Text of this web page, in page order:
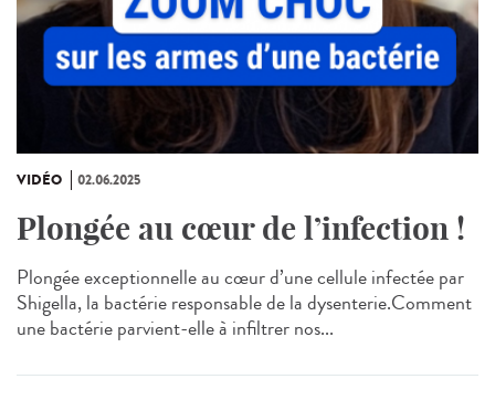
VIDÉO 02.06.2025
Plongée au cœur de l’infection !
Plongée exceptionnelle au cœur d’une cellule infectée par
Shigella, la bactérie responsable de la dysenterie.Comment
une bactérie parvient-elle à infiltrer nos...